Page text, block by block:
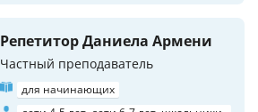
Репетитор Даниела Армени
Частный преподаватель
для начинающих